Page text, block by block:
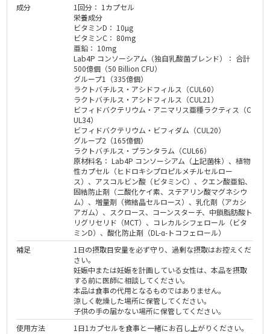
成分
1回分： 1カプセル
栄養成分
ビタミンD： 10µg
ビタミンC： 80mg
亜鉛： 10mg
Lab4P コンソーシアム（独自乳酸菌ブレンド）： 合計
500億個（50 Billion CFU）
グループ1（335億個）
ラクトバチルス・アシドフィルス（CUL60）
ラクトバチルス・アシドフィルス（CUL21）
ビフィドバクテリウム・アニマリス亜種ラクティス（C
UL34）
ビフィドバクテリウム・ビフィダム（CUL20）
グループ2（165億個）
ラクトバチルス・プランタラム（CUL66）
原材料名： Lab4P コンソーシアム（上記菌株）、植物
性カプセル（ヒドロキシプロピルメチルセルロー
ス）、アスコルビン酸（ビタミンC）、クエン酸亜鉛、
固結防止剤（二酸化ケイ素、ステアリン酸マグネシウ
ム）、増量剤（微結晶セルロース）、乳化剤（アカシ
アガム）、スクロース、コーンスターチ、中鎖脂肪酸ト
リグリセリド（MCT）、コレカルシフェロール（ビタ
ミンD）、酸化防止剤（DL-α-トコフェロール）
補足
1日の摂取目安量を必ず守り、過剰な摂取はお控えくだ
さい。
妊娠中または妊娠を計画している女性は、本品を摂取
する前に医師に相談してください。
本品は食事の代用となるものではありません。
涼しく乾燥した場所に保管してください。
子供の手の届かない場所に保管してください。
使用方法
1日1カプセルを食事と一緒にお召し上がりください。